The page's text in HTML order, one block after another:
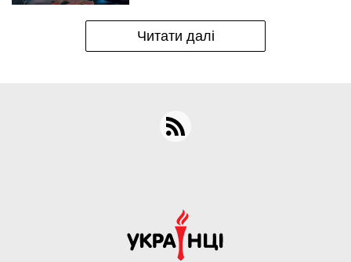
Читати далі